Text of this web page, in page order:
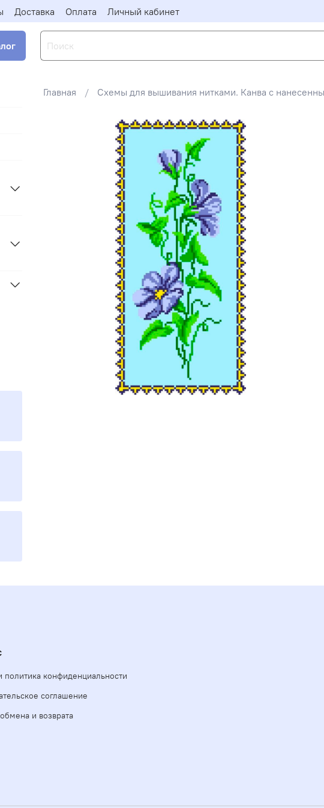
Доставка Оплата Личный кабинет
Главная Схемы для вышивания нитками. Канва с
политика конфиденциальности
соглашение
и возврата